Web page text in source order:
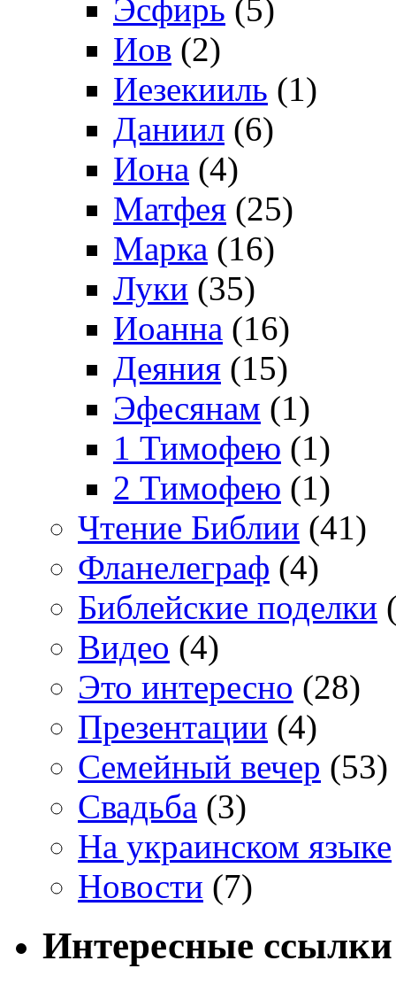
Эсфирь (5)
Иов (2)
Иезекииль (1)
Даниил (6)
Иона (4)
Матфея (25)
Марка (16)
Луки (35)
Иоанна (16)
Деяния (15)
Эфесянам (1)
1 Тимофею (1)
2 Тимофею (1)
Чтение Библии (41)
Фланелеграф (4)
Библейские поделки
Видео (4)
Это интересно (28)
Презентации (4)
Семейный вечер (53)
Свадьба (3)
На украинском языке
Новости (7)
Интересные ссылки